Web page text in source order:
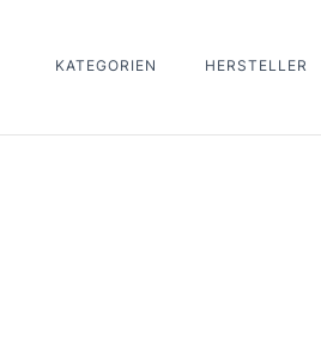
KATEGORIEN HERSTELLER